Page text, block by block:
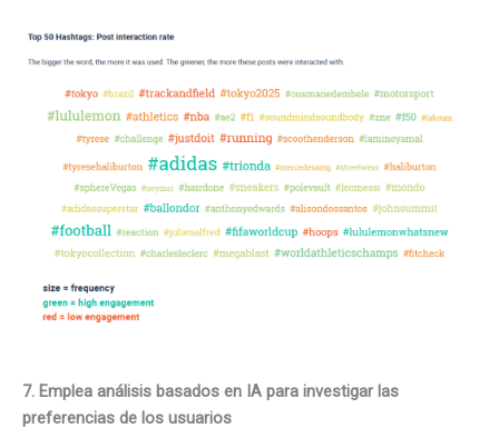
7. Emplea análisis basados en IA para investigar las
preferencias de los usuarios